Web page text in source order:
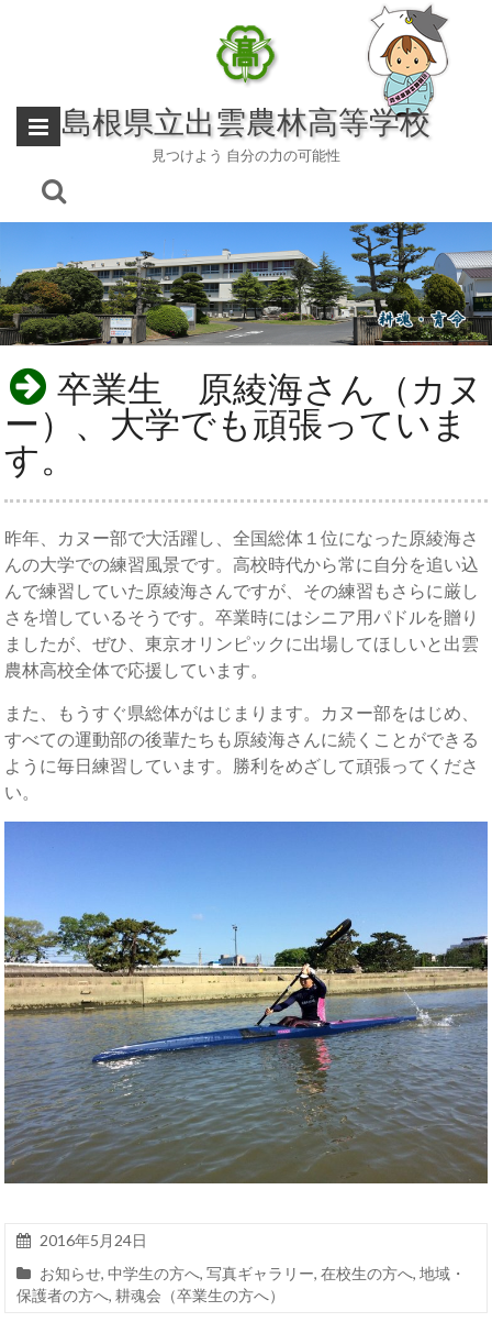
島根県立出雲農林高等学校
見つけよう 自分の力の可能性
卒業生 原綾海さん（カヌ
ー）、大学でも頑張っていま
す。
昨年、カヌー部で大活躍し、全国総体１位になった原綾海さ
んの大学での練習風景です。高校時代から常に自分を追い込
んで練習していた原綾海さんですが、その練習もさらに厳し
さを増しているそうです。卒業時にはシニア用パドルを贈り
ましたが、ぜひ、東京オリンピックに出場してほしいと出雲
農林高校全体で応援しています。
また、もうすぐ県総体がはじまります。カヌー部をはじめ、
すべての運動部の後輩たちも原綾海さんに続くことができる
ように毎日練習しています。勝利をめざして頑張ってくださ
い。
2016年5月24日
お知らせ,中学生の方へ,写真ギャラリー,在校生の方へ,地域・
保護者の方へ,耕魂会（卒業生の方へ）